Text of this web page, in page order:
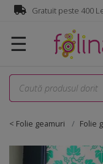
Gratuit peste 400
☰
< Folie geamuri Folie